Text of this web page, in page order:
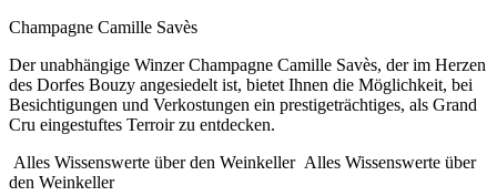
Champagne Camille Savès
Der unabhängige Winzer Champagne Camille Savès, der im Herzen
des Dorfes Bouzy angesiedelt ist, bietet Ihnen die Möglichkeit, bei
Besichtigungen und Verkostungen ein prestigeträchtiges, als Grand
Cru eingestuftes Terroir zu entdecken.
Alles Wissenswerte über den Weinkeller Alles Wissenswerte über
den Weinkeller